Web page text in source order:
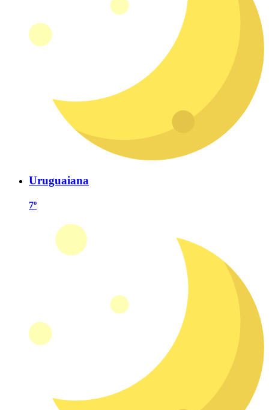
Uruguaiana
7º